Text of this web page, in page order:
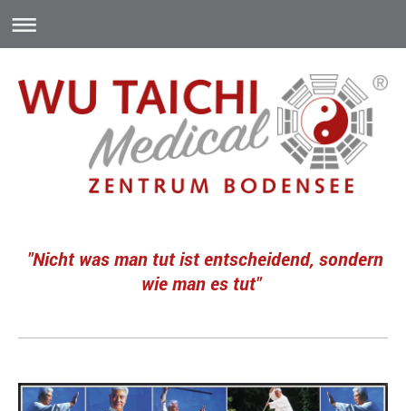
"Nicht was man tut ist entscheidend, sondern
wie man es tut"